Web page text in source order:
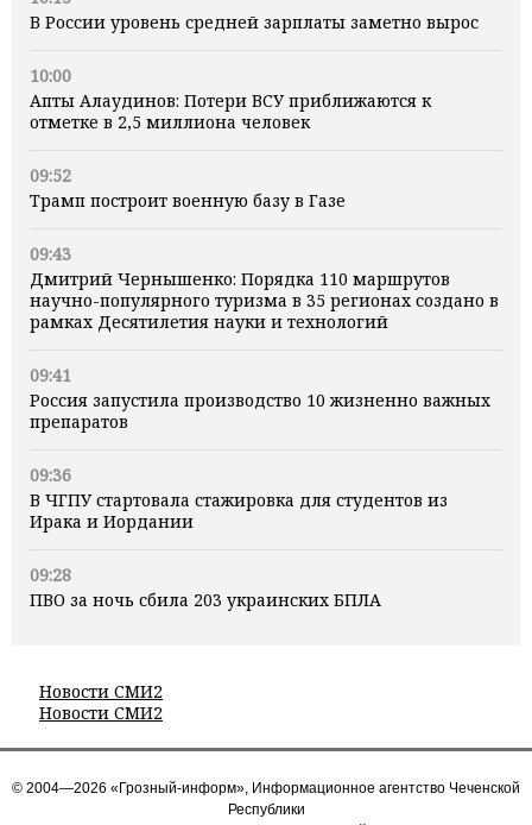
В России уровень средней зарплаты заметно вырос
10:00
Апты Алаудинов: Потери ВСУ приближаются к
отметке в 2,5 миллиона человек
09:52
Трамп построит военную базу в Газе
09:43
Дмитрий Чернышенко: Порядка 110 маршрутов
научно-популярного туризма в 35 регионах создано в
рамках Десятилетия науки и технологий
09:41
Россия запустила производство 10 жизненно важных
препаратов
09:36
В ЧГПУ стартовала стажировка для студентов из
Ирака и Иордании
09:28
ПВО за ночь сбила 203 украинских БПЛА
Новости СМИ2
Новости СМИ2
© 2004—2026 «Грозный-информ», Информационное агентство Чеченской
Республики